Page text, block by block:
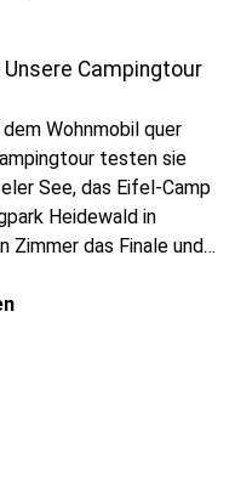
Campingtour
Wohnmobil quer
testen sie
See, das Eifel-Camp
Heidewald in
Zimmer das Finale und